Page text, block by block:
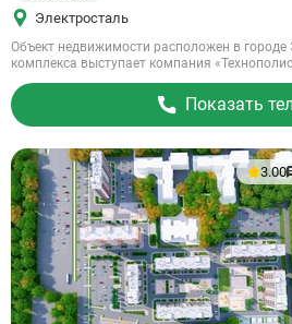
Электросталь
Объект недвижимости расположен в
комплекса выступает компания
Показать
3.00